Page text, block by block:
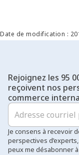
Date de modification :
Rejoignez les 95
reçoivent nos
commerce
Je consens à recevoir
perspectives
peux me désabonner